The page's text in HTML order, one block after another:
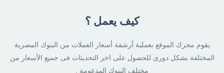
كيف يعمل ؟
يقوم محرك الموقع بعملية أرشفة أسعار العملات من البنوك المصرية
المختلفة بشكل دورى للحصول على اخر التحديثات فى جميع الأسعار من
مختلف البنوك المدعومة .